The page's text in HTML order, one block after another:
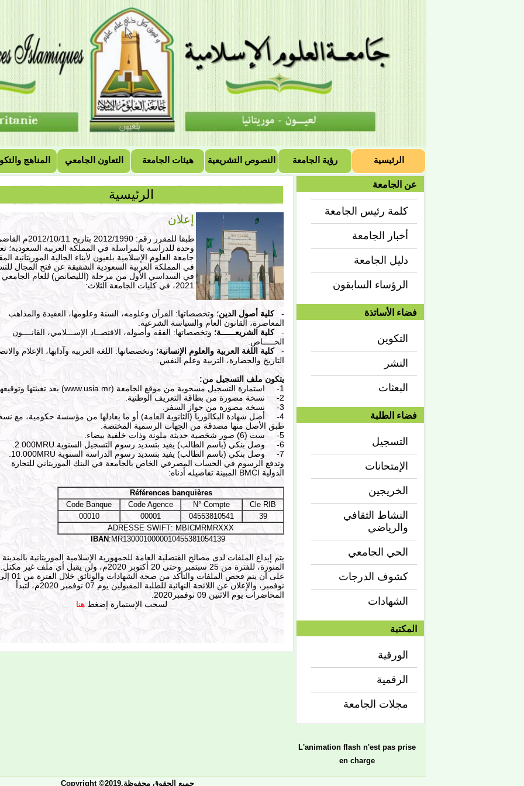
المناهج التعاون الجامعي هيئات الجامعة النصوص التشريعية رؤية الجامعة الرئيسية
الرئيسية
إعلان
طبقا للمقرر رقم: 2012/1990
وحدة للدراسة بالمراسلة في المملكة العربية السعودية؛
جامعة العلوم الإسلامية بلعيون لأبناء الجالية الموريتانية
في المملكة العربية السعودية الشقيقة عن فتح المجال
2021، في كليات الجامعة الثلاث:
-كلية أصول الدين؛ وتخصصاتها: القرآن وعلومه، السنة وعلومها، العقيدة والمذاهب
المعاصرة، القانون العام والسياسة الشرعية.
-كلية الشريعــــــة؛ وتخصصاتها: الفقه وأصوله، الاقتصــاد الإســـلامي، القانــــون
الخـــــاص.
-كلية اللغة العربية والعلوم الإنسانية؛ وتخصصاتها: اللغة العربية وآدابها، الإعلام
التاريخ والحضارة، التربية وعلم النفس.
يتكون ملف التسجيل من:
1- استمارة التسجيل مسحوبة من موقع الجامعة (
www.usia.mr
( بعد تعبئتها
2- نسخة مصورة من بطاقة التعريف الوطنية.
3- نسخة مصورة من جواز السفر.
4- أصل شهادة البكالوريا (الثانوية العامة) أو ما يعادلها من مؤسسة حكومية، مع
طبق الأصل منها مصدقة من الجهات الرسمية المختصة.
5- ست (6) صور شخصية حديثة ملونة وذات خلفية بيضاء.
6- وصل بنكي (باسم الطالب) يفيد بتسديد رسوم التسجيل السنوية
2.000MRU
7- وصل بنكي (باسم الطالب) يفيد بتسديد رسوم الدراسة السنوية
10.000MRU
وتدفع الرسوم في الحساب المصرفي الخاص بالجامعة في البنك الموريتاني للتجارة
الدولية BMCI المبينة تفاصيله أدناه:
Références banquières
Cle RIB
N° Compte
Code Agence
Code Banque
39
04553810541
00001
00010
ADRESSE SWIFT: MBICMRMRXXX
IBAN :MR1300010000010455381054139
يتم إيداع الملفات لدى مصالح القنصلية العامة للجمهورية الإسلامية الموريتانية بالمدينة
المنورة، للفترة من 25 سبتمبر وحتى 20 أكتوبر 2020م، ولن يقبل أي ملف غير مكتل.
نوفمبر، والإعلان عن اللائحة النهائية للطلبة المقبولين يوم 07 نوفمبر 2020م، لتبدأ
المحاضرات يوم الاثنين 09 نوفمبر2020.
لسحب الإستمارة إضغط هنا
عن الجامعة
كلمة رئيس الجامعة
أخبار الجامعة
دليل الجامعة
الرؤساء السابقون
فضاء الأساتذة
التكوين
النشر
البعثات
فضاء الطلبة
التسجيل
الإمتحانات
الخريجين
النشاط الثقافي
والرياضي
الحي الجامعي
كشوف الدرجات
الشهادات
المكتبة
الورقية
الرقمية
مجلات الجامعة
L'animation flash n'est pas prise
en charge
Copyright ©2019.جميع الحقوق محفوظة